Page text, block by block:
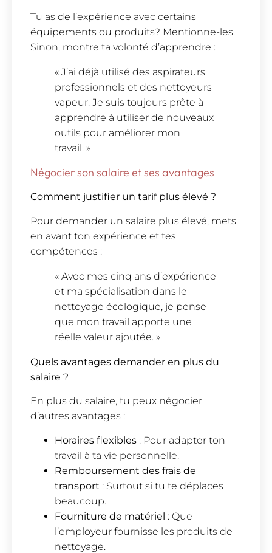
Tu as de l’expérience avec certains
équipements ou produits? Mentionne-les.
Sinon, montre ta volonté d’apprendre :
« J’ai déjà utilisé des aspirateurs
professionnels et des nettoyeurs
vapeur. Je suis toujours prête à
apprendre à utiliser de nouveaux
outils pour améliorer mon
travail. »
Négocier son salaire et ses avantages
Comment justifier un tarif plus élevé ?
Pour demander un salaire plus élevé, mets
en avant ton expérience et tes
compétences :
« Avec mes cinq ans d’expérience
et ma spécialisation dans le
nettoyage écologique, je pense
que mon travail apporte une
réelle valeur ajoutée. »
Quels avantages demander en plus du
salaire ?
En plus du salaire, tu peux négocier
d’autres avantages :
Horaires flexibles : Pour adapter ton
travail à ta vie personnelle.
Remboursement des frais de
transport : Surtout si tu te déplaces
beaucoup.
Fourniture de matériel : Que
l’employeur fournisse les produits de
nettoyage.